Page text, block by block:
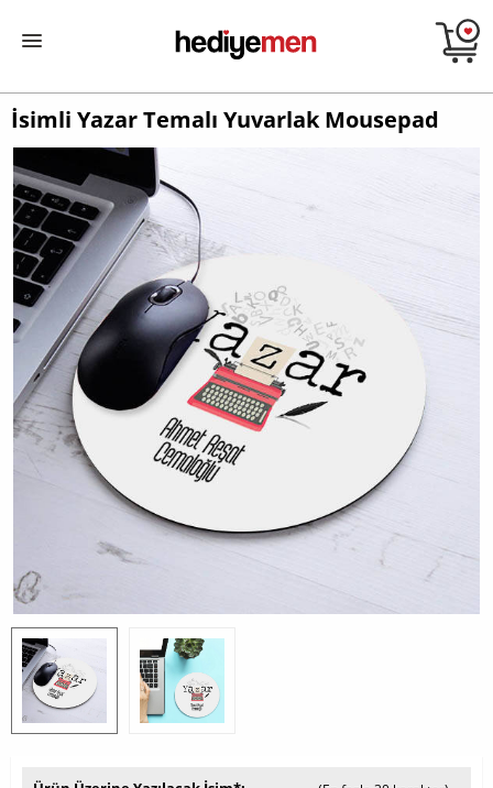
İsimli Yazar Temalı Yuvarlak Mousepad